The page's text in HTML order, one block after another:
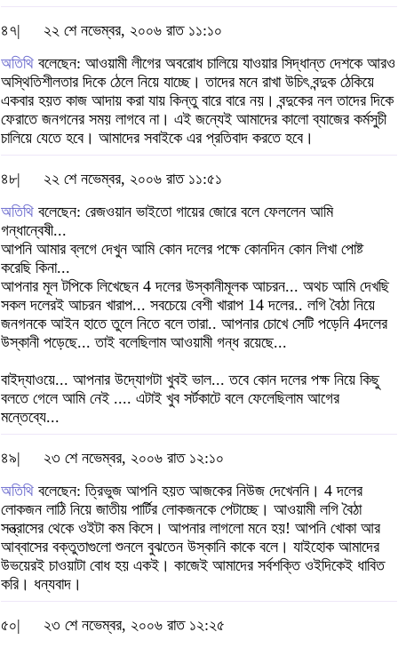
৪৭|
২২ শে নভেম্বর, ২০০৬ রাত ১১:১০
অতিথি বলেছেন: আওয়ামী লীগের অবরোধ চালিয়ে যাওয়ার সিদ্ধান্ত দেশকে আরও
অস্থিতিশীলতার দিকে ঠেলে নিয়ে যাচ্ছে। তাদের মনে রাখা উচিৎ বন্দুক ঠেকিয়ে
একবার হয়ত কাজ আদায় করা যায় কিন্তু বারে বারে নয়। বন্দুকের নল তাদের দিকে
ফেরাতে জনগনের সময় লাগবে না। এই জন্যেই আমাদের কালো ব্যাজের কর্মসুচী
চালিয়ে যেতে হবে। আমাদের সবাইকে এর প্রতিবাদ করতে হবে।
৪৮|
২২ শে নভেম্বর, ২০০৬ রাত ১১:৫১
অতিথি বলেছেন: রেজওয়ান ভাইতো গায়ের জোরে বলে ফেললেন আমি
গন্ধান্বেষী...
আপনি আমার ব্লগে দেখুন আমি কোন দলের পক্ষে কোনদিন কোন লিখা পোষ্ট
করেছি কিনা...
আপনার মূল টপিকে লিখেছেন 4 দলের উস্কানীমূলক আচরন... অথচ আমি দেখছি
সকল দলেরই আচরন খারাপ... সবচেয়ে বেশী খারাপ 14 দলের.. লগি বৈঠা নিয়ে
জনগনকে আইন হাতে তুলে নিতে বলে তারা.. আপনার চোখে সেটি পড়েনি 4দলের
উস্কানী পড়েছে... তাই বলেছিলাম আওয়ামী গন্ধ রয়েছে...
বাইদ্যাওয়ে... আপনার উদ্যোগটা খুবই ভাল... তবে কোন দলের পক্ষ নিয়ে কিছু
বলতে গেলে আমি নেই .... এটাই খুব সর্টকাটে বলে ফেলেছিলাম আগের
মন্তেব্যে...
৪৯|
২৩ শে নভেম্বর, ২০০৬ রাত ১২:১০
অতিথি বলেছেন: ত্রিভুজ আপনি হয়ত আজকের নিউজ দেখেননি। 4 দলের
লোকজন লাঠি নিয়ে জাতীয় পার্টির লোকজনকে পেটাচ্ছে। আওয়ামী লগি বৈঠা
সন্ত্রাসের থেকে ওইটা কম কিসে। আপনার লাগলো মনে হয়! আপনি খোকা আর
আব্বাসের বক্তুতাগুলো শুনলে বুঝতেন উস্কানি কাকে বলে। যাইহোক আমাদের
উভয়েরই চাওয়াটা বোধ হয় একই। কাজেই আমাদের সর্বশক্তি ওইদিকেই ধাবিত
করি। ধন্যবাদ।
৫০|
২৩ শে নভেম্বর, ২০০৬ রাত ১২:২৫